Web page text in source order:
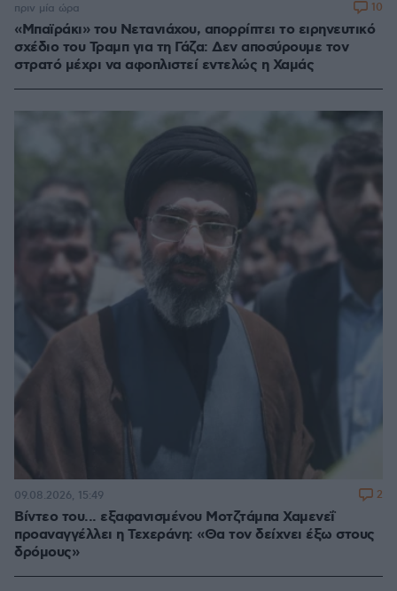
«Μπαϊράκι» του Νετανιάχου, απορρίπτει το ειρηνευτικό
σχέδιο του Τραμπ για τη Γάζα: Δεν αποσύρουμε τον
στρατό μέχρι να αφοπλιστεί εντελώς η Χαμάς
πριν μία ώρα 10
Βίντεο του... εξαφανισμένου Μοτζτάμπα Χαμενεΐ
προαναγγέλλει η Τεχεράνη: «Θα τον δείχνει έξω στους
δρόμους»
09.08.2026, 15:49 2